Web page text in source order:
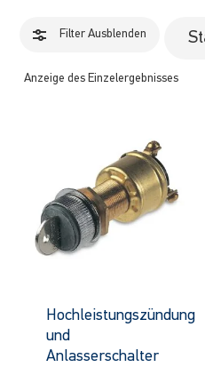
Filter Ausblenden
Anzeige des Einzelergebnisses
Hochleistungszündung
und
Anlasserschalter